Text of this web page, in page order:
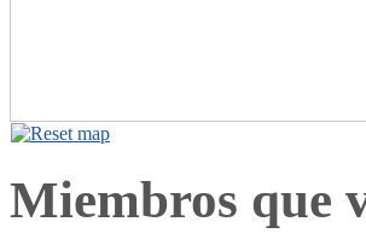
Miembros que